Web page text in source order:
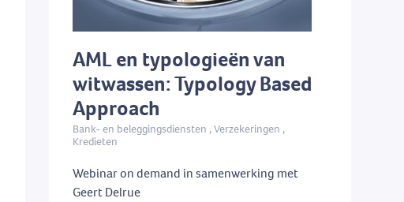
AML en typologieën van
witwassen: Typology Based
Approach
Bank- en beleggingsdiensten , Verzekeringen ,
Kredieten
Webinar on demand in samenwerking met
Geert Delrue